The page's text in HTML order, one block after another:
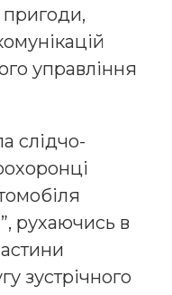
управління
слідчо-
рухаючись в
зустрічного